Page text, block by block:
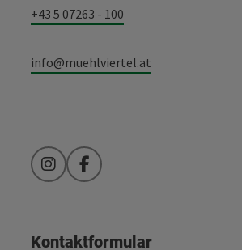
+43 5 07263 - 100
info@muehlviertel.at
InstagramFacebook
Kontaktformular